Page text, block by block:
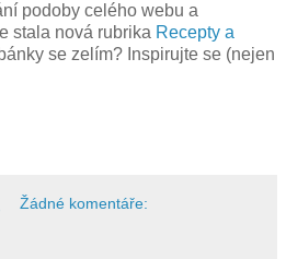
podoby celého webu a
stala nová rubrika Recepty a
se zelím? Inspirujte se (nejen
Žádné komentáře: